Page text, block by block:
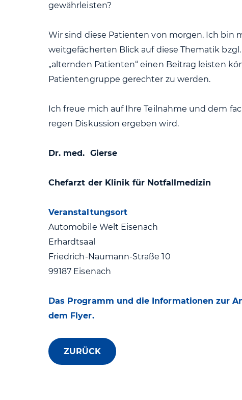
gewährleisten?
Wir sind diese Patienten von morgen. Ich bin
weitgefächerten Blick auf diese Thematik
„alternden Patienten“ einen Beitrag leisten
Patientengruppe gerechter zu werden.
Ich freue mich auf Ihre Teilnahme und dem
regen Diskussion ergeben wird.
Dr. med. Gierse
Chefarzt der Klinik für Notfallmedizin
Veranstaltungsort
Automobile Welt Eisenach
Erhardtsaal
Friedrich-Naumann-Straße 10
99187 Eisenach
Das Programm und die Informationen zur
dem Flyer.
ZURÜCK